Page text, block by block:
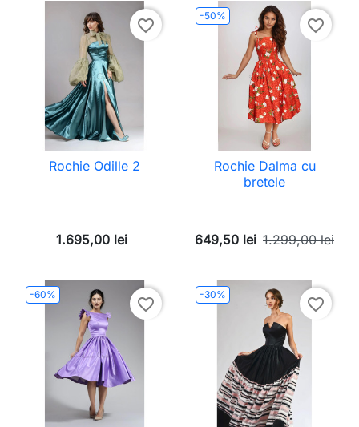
favorite_border
Rochie Odille 2
1.695,00 lei
-50%
favorite_border
Rochie Dalma cu
bretele
649,50 lei 1.299,00 lei
-60%
favorite_border
-30%
favorite_border